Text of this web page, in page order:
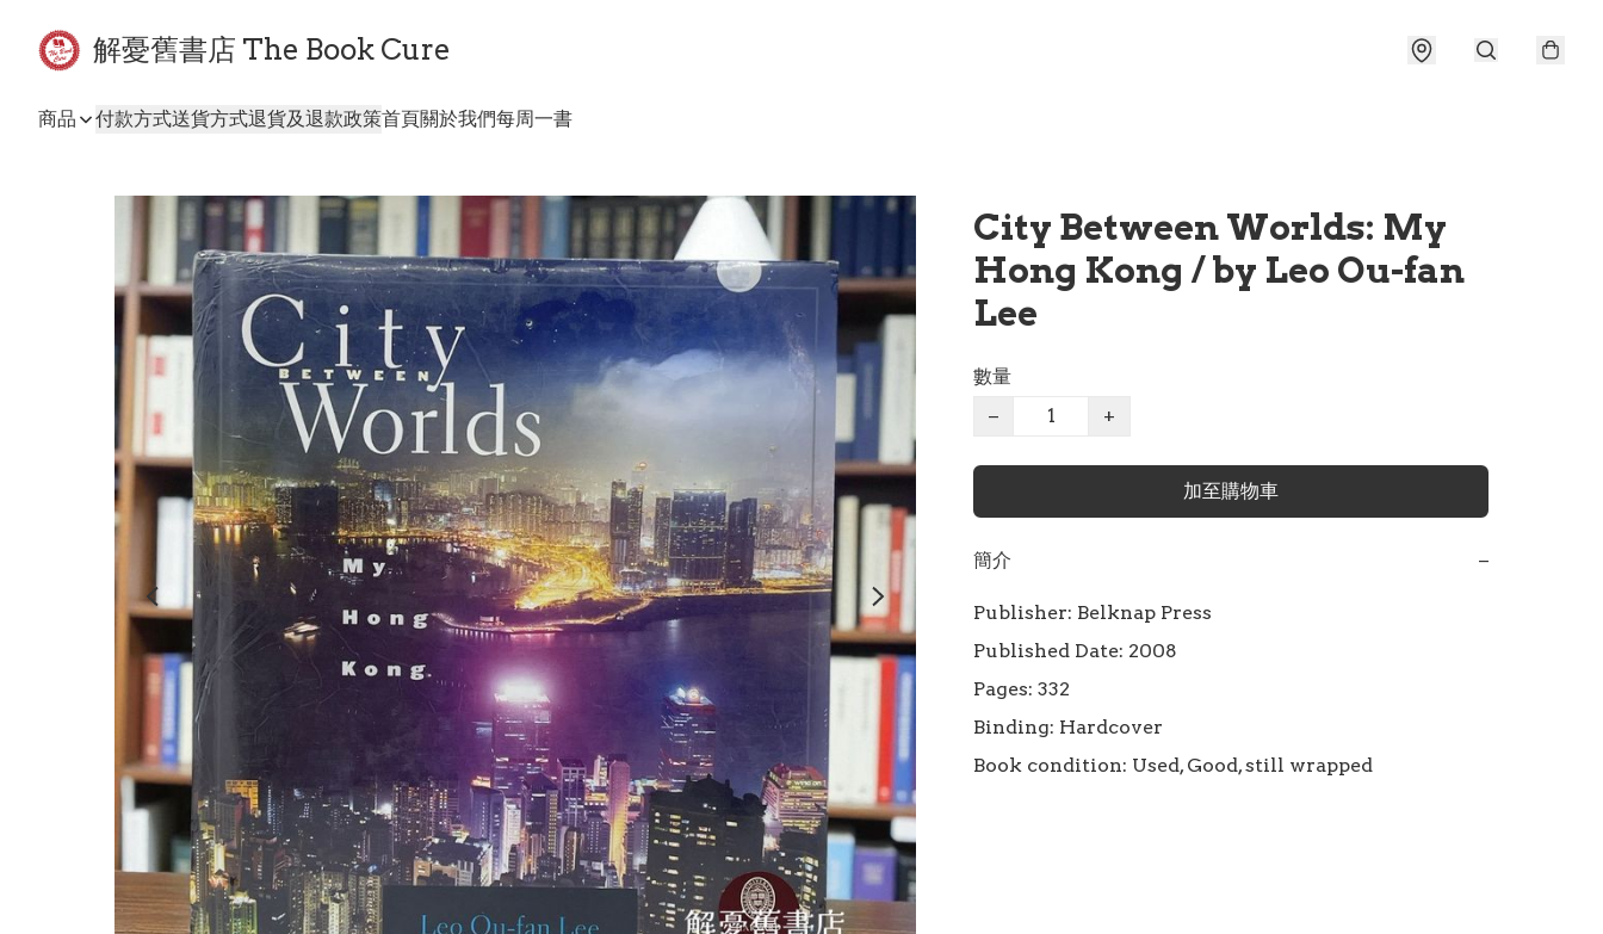
解憂舊書店 The Book Cure
商品 付款方式送貨方式退貨及退款政策首頁關於我們每周一書
City Between Worlds: My
Hong Kong / by Leo Ou-fan
Lee
數量
−
+
加至購物車
簡介 −
Publisher: Belknap Press
Published Date: 2008
Pages: 332
Binding: Hardcover
Book condition: Used, Good, still wrapped